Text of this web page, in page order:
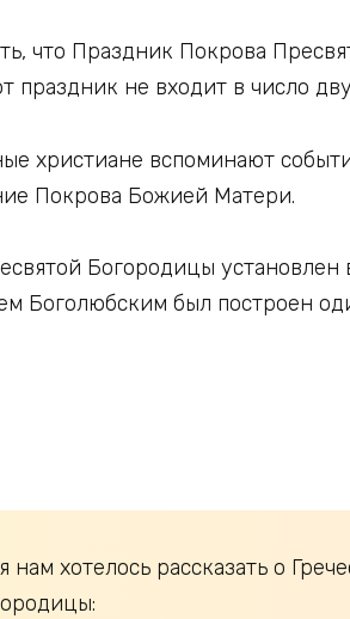
что Праздник Покрова
праздник не входит в число
христиане вспоминают
Покрова Божией Матери.
Богородицы
Боголюбским был построен
нам хотелось рассказать о